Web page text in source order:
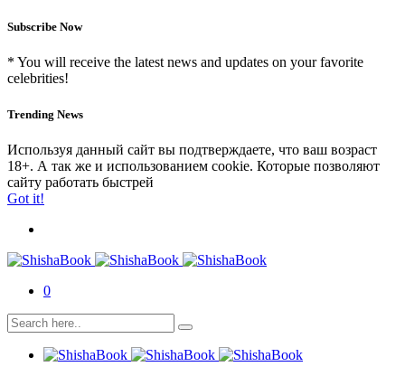
Subscribe Now
* You will receive the latest news and updates on your favorite
celebrities!
Trending News
Используя данный сайт вы подтверждаете, что ваш возраст
18+. А так же и использованием cookie. Которые позволяют
сайту работать быстрей
Got it!
0